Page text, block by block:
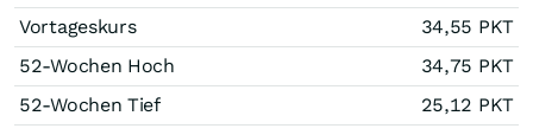
Vortageskurs
34,55 PKT
52-Wochen Hoch
34,75 PKT
52-Wochen Tief
25,12 PKT